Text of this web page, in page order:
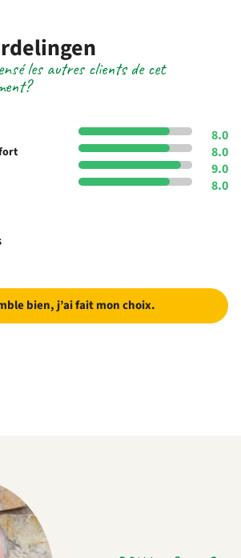
les autres clients de cet
8.0
8.0
9.0
8.0
bien, j’ai fait mon choix.